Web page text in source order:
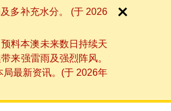
多补充水分。 (于 2026
料本澳未来数日持续天
来强雷雨及强烈阵风。
最新资讯。(于 2026年